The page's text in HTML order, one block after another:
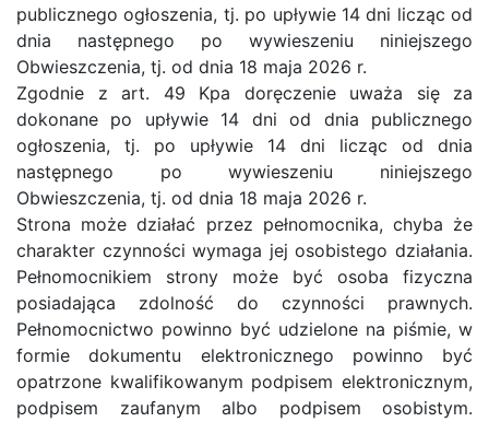
publicznego ogłoszenia, tj. po upływie 14 dni licząc od
dnia następnego po wywieszeniu niniejszego
Obwieszczenia, tj. od dnia 18 maja 2026 r.
Zgodnie z art. 49 Kpa doręczenie uważa się za
dokonane po upływie 14 dni od dnia publicznego
ogłoszenia, tj. po upływie 14 dni licząc od dnia
następnego po wywieszeniu niniejszego
Obwieszczenia, tj. od dnia 18 maja 2026 r.
Strona może działać przez pełnomocnika, chyba że
charakter czynności wymaga jej osobistego działania.
Pełnomocnikiem strony może być osoba fizyczna
posiadająca zdolność do czynności prawnych.
Pełnomocnictwo powinno być udzielone na piśmie, w
formie dokumentu elektronicznego powinno być
opatrzone kwalifikowanym podpisem elektronicznym,
podpisem zaufanym albo podpisem osobistym.